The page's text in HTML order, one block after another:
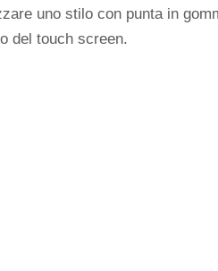
uno stilo con punta in
del touch screen.